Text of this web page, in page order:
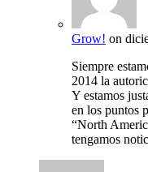
Grow! on
Siempre
2014 la
Y estamos
en los puntos
“North
tengamos